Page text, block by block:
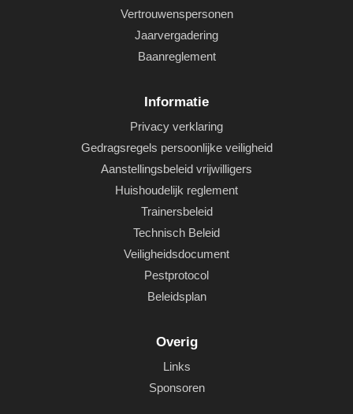
Vertrouwenspersonen
Jaarvergadering
Baanreglement
Informatie
Privacy verklaring
Gedragsregels persoonlijke veiligheid
Aanstellingsbeleid vrijwilligers
Huishoudelijk reglement
Trainersbeleid
Technisch Beleid
Veiligheidsdocument
Pestprotocol
Beleidsplan
Overig
Links
Sponsoren